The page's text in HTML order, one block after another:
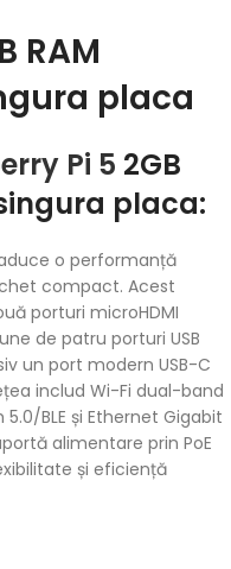
RAM
placa
Pi 5 2GB
placa:
aduce o performanță
compact. Acest
porturi microHDMI
de patru porturi USB
un port modern USB-C
includ Wi-Fi dual-band
5.0/BLE și Ethernet Gigabit
alimentare prin PoE
și eficiență